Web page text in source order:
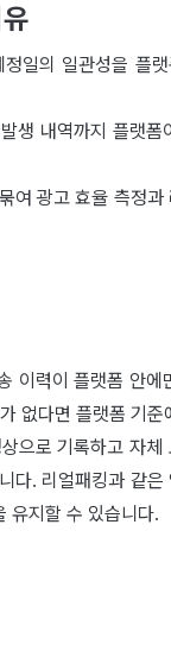
일의 일관성을 플
생 내역까지 플랫폼
여 광고 효율 측정과
이력이 플랫폼 안에
없다면 플랫폼 기준
으로 기록하고 자체
다. 리얼패킹과 같은
유지할 수 있습니다.